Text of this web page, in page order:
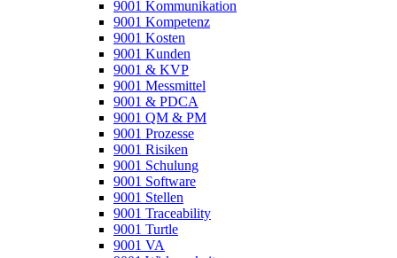
9001 Kommunikation
9001 Kompetenz
9001 Kosten
9001 Kunden
9001 & KVP
9001 Messmittel
9001 & PDCA
9001 QM & PM
9001 Prozesse
9001 Risiken
9001 Schulung
9001 Software
9001 Stellen
9001 Traceability
9001 Turtle
9001 VA